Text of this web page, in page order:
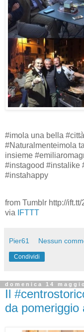
#imola una bella
#Naturalmenteimola
insieme
#instagood #instalike
#instahappy
from Tumblr http://
via IFTTT
Pier61 Nessun
Condividi
domenica 14
Il
da pomeriggio